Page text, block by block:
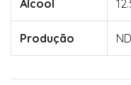
Álcool
Produção ND